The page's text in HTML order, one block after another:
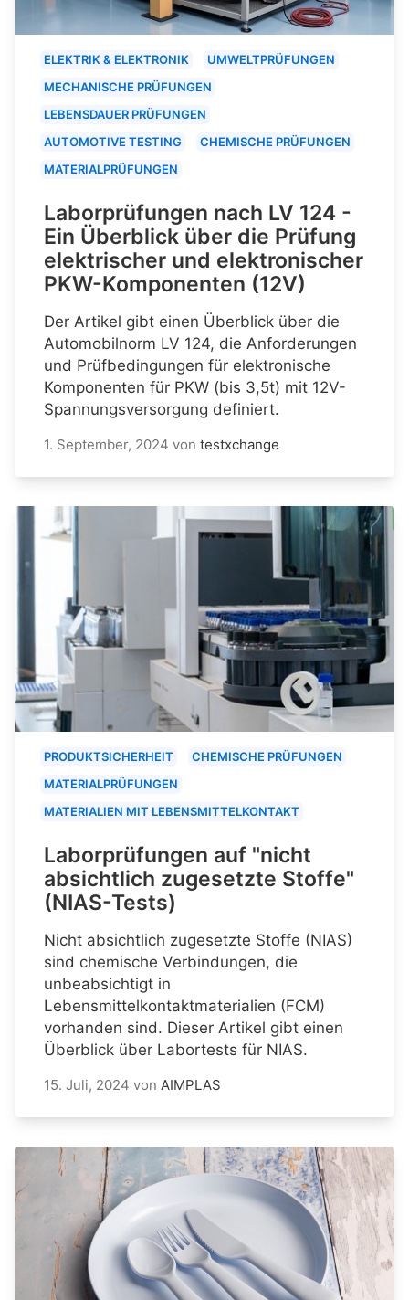
ELEKTRIK & ELEKTRONIK
UMWELTPRÜFUNGEN
MECHANISCHE PRÜFUNGEN
LEBENSDAUER PRÜFUNGEN
AUTOMOTIVE TESTING
CHEMISCHE PRÜFUNGEN
MATERIALPRÜFUNGEN
Laborprüfungen nach LV 124 -
Ein Überblick über die Prüfung
elektrischer und elektronischer
PKW-Komponenten (12V)
Der Artikel gibt einen Überblick über die
Automobilnorm LV 124, die Anforderungen
und Prüfbedingungen für elektronische
Komponenten für PKW (bis 3,5t) mit 12V-
Spannungsversorgung definiert.
1. September, 2024 von testxchange
PRODUKTSICHERHEIT
CHEMISCHE PRÜFUNGEN
MATERIALPRÜFUNGEN
MATERIALIEN MIT LEBENSMITTELKONTAKT
Laborprüfungen auf "nicht
absichtlich zugesetzte Stoffe"
(NIAS-Tests)
Nicht absichtlich zugesetzte Stoffe (NIAS)
sind chemische Verbindungen, die
unbeabsichtigt in
Lebensmittelkontaktmaterialien (FCM)
vorhanden sind. Dieser Artikel gibt einen
Überblick über Labortests für NIAS.
15. Juli, 2024 von AIMPLAS